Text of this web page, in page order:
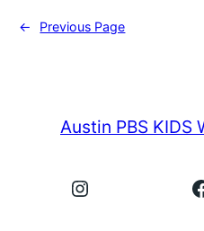
← Previous Page
Austin PBS KIDS
Instagram Facebook